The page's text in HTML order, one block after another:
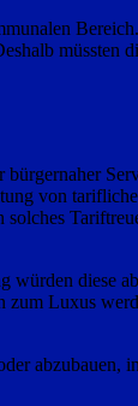
müssten
von
diese
Luxus
abzubauen,